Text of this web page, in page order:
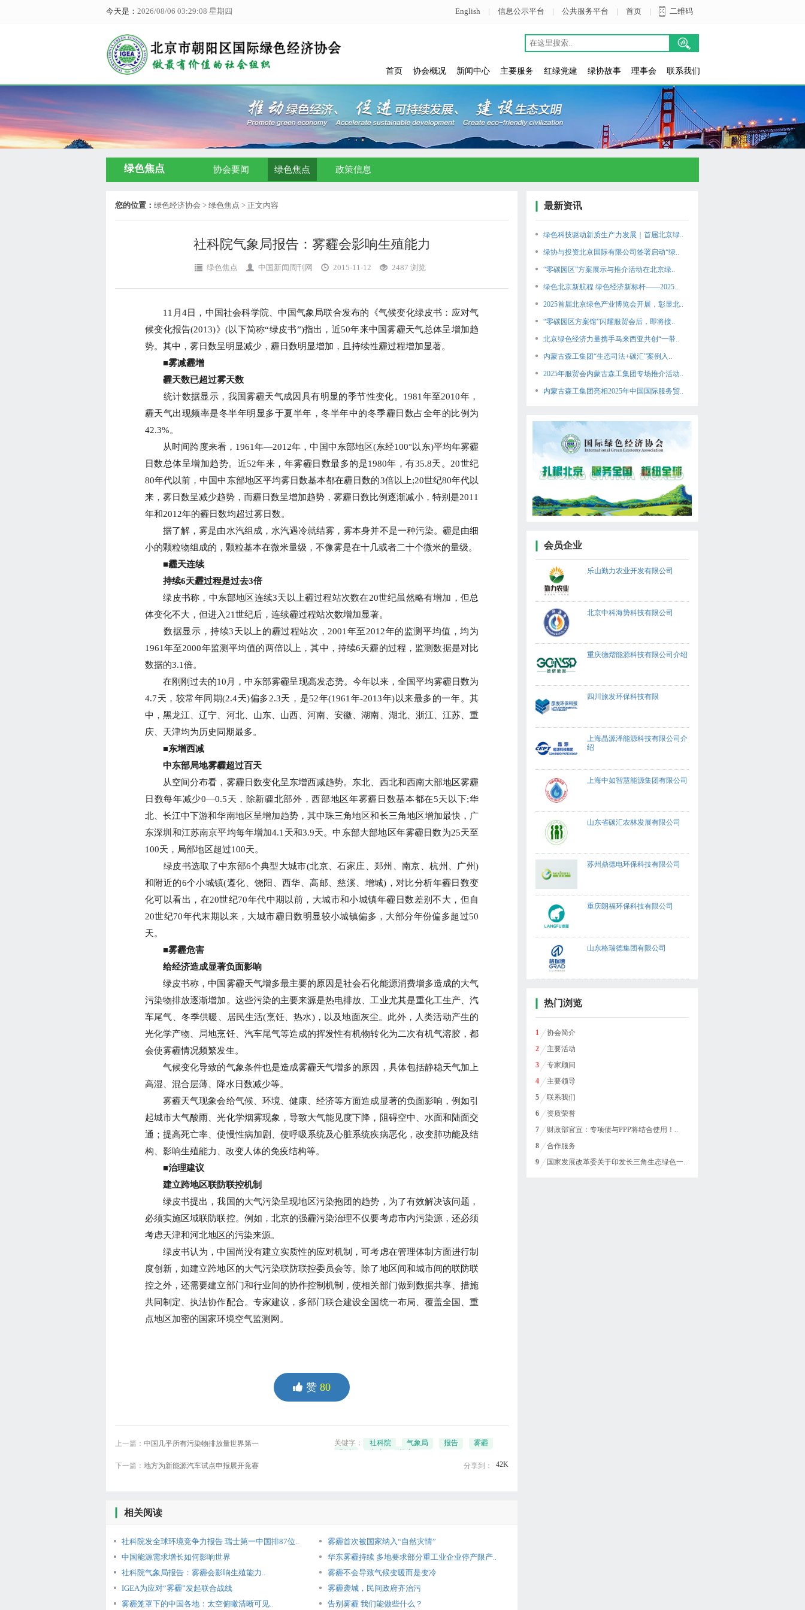
今天是： 2026/08/06 03:29:09 星期四 English | 信息公示平台 | 公共服务平台 | 首页 | 二维码
首页 协会概况 新闻中心 主要服务 红绿党建 绿协故事 理事会 联系我们
绿色焦点 协会要闻 绿色焦点 政策信息
您的位置： 绿色经济协会 > 绿色焦点 > 正文内容
社科院气象局报告：雾霾会影响生殖能力
绿色焦点 中国新闻周刊网 2015-11-12 2487 浏览
11月4日，中国社会科学院、中国气象局联合发布的《气候变化绿皮书：应对气
候变化报告(2013)》(以下简称“绿皮书”)指出，近50年来中国雾霾天气总体呈增加趋
势。其中，雾日数呈明显减少，霾日数明显增加，且持续性霾过程增加显著。
■雾减霾增
霾天数已超过雾天数
统计数据显示，我国雾霾天气成因具有明显的季节性变化。1981年至2010年，
霾天气出现频率是冬半年明显多于夏半年，冬半年中的冬季霾日数占全年的比例为
42.3%。
从时间跨度来看，1961年—2012年，中国中东部地区(东经100°以东)平均年雾霾
日数总体呈增加趋势。近52年来，年雾霾日数最多的是1980年，有35.8天。20世纪
80年代以前，中国中东部地区平均雾日数基本都在霾日数的3倍以上;20世纪80年代以
来，雾日数呈减少趋势，而霾日数呈增加趋势，雾霾日数比例逐渐减小，特别是2011
年和2012年的霾日数均超过雾日数。
据了解，雾是由水汽组成，水汽遇冷就结雾，雾本身并不是一种污染。霾是由细
小的颗粒物组成的，颗粒基本在微米量级，不像雾是在十几或者二十个微米的量级。
■霾天连续
持续6天霾过程是过去3倍
绿皮书称，中东部地区连续3天以上霾过程站次数在20世纪虽然略有增加，但总
体变化不大，但进入21世纪后，连续霾过程站次数增加显著。
数据显示，持续3天以上的霾过程站次，2001年至2012年的监测平均值，均为
1961年至2000年监测平均值的两倍以上，其中，持续6天霾的过程，监测数据是对比
数据的3.1倍。
在刚刚过去的10月，中东部雾霾呈现高发态势。今年以来，全国平均雾霾日数为
4.7天，较常年同期(2.4天)偏多2.3天，是52年(1961年-2013年)以来最多的一年。其
中，黑龙江、辽宁、河北、山东、山西、河南、安徽、湖南、湖北、浙江、江苏、重
庆、天津均为历史同期最多。
■东增西减
中东部局地雾霾超过百天
从空间分布看，雾霾日数变化呈东增西减趋势。东北、西北和西南大部地区雾霾
日数每年减少0—0.5天，除新疆北部外，西部地区年雾霾日数基本都在5天以下;华
北、长江中下游和华南地区呈增加趋势，其中珠三角地区和长三角地区增加最快，广
东深圳和江苏南京平均每年增加4.1天和3.9天。中东部大部地区年雾霾日数为25天至
100天，局部地区超过100天。
绿皮书选取了中东部6个典型大城市(北京、石家庄、郑州、南京、杭州、广州)
和附近的6个小城镇(遵化、饶阳、西华、高邮、慈溪、增城)，对比分析年霾日数变
化可以看出，在20世纪70年代中期以前，大城市和小城镇年霾日数差别不大，但自
20世纪70年代末期以来，大城市霾日数明显较小城镇偏多，大部分年份偏多超过50
天。
■雾霾危害
给经济造成显著负面影响
绿皮书称，中国雾霾天气增多最主要的原因是社会石化能源消费增多造成的大气
污染物排放逐渐增加。这些污染的主要来源是热电排放、工业尤其是重化工生产、汽
车尾气、冬季供暖、居民生活(烹饪、热水)，以及地面灰尘。此外，人类活动产生的
光化学产物、局地烹饪、汽车尾气等造成的挥发性有机物转化为二次有机气溶胶，都
会使雾霾情况频繁发生。
气候变化导致的气象条件也是造成雾霾天气增多的原因，具体包括静稳天气加上
高湿、混合层薄、降水日数减少等。
雾霾天气现象会给气候、环境、健康、经济等方面造成显著的负面影响，例如引
起城市大气酸雨、光化学烟雾现象，导致大气能见度下降，阻碍空中、水面和陆面交
通；提高死亡率、使慢性病加剧、使呼吸系统及心脏系统疾病恶化，改变肺功能及结
构、影响生殖能力、改变人体的免疫结构等。
■治理建议
建立跨地区联防联控机制
绿皮书提出，我国的大气污染呈现地区污染抱团的趋势，为了有效解决该问题，
必须实施区域联防联控。例如，北京的强霾污染治理不仅要考虑市内污染源，还必须
考虑天津和河北地区的污染来源。
绿皮书认为，中国尚没有建立实质性的应对机制，可考虑在管理体制方面进行制
度创新，如建立跨地区的大气污染联防联控委员会等。除了地区间和城市间的联防联
控之外，还需要建立部门和行业间的协作控制机制，使相关部门做到数据共享、措施
共同制定、执法协作配合。专家建议，多部门联合建设全国统一布局、覆盖全国、重
点地区加密的国家环境空气监测网。
赞 80
上一篇： 中国几乎所有污染物排放量世界第一
下一篇： 地方为新能源汽车试点申报展开竞赛
关键字： 社科院 气象局 报告
雾霾
分享到：
42K
相关阅读
社科院发全球环境竞争力报告 瑞士第一中国排87位..
雾霾首次被国家纳入“自然灾情”
中国能源需求增长如何影响世界
华东雾霾持续 多地要求部分重工业企业停产限产..
社科院气象局报告：雾霾会影响生殖能力..
雾霾不会导致气候变暖而是变冷
IGEA为应对“雾霾”发起联合战线
雾霾袭城，民间政府齐治污
雾霾笼罩下的中国各地：太空俯瞰清晰可见..
告别雾霾 我们能做些什么？
最新资讯
绿色科技驱动新质生产力发展｜首届北京绿..
绿协与投资北京国际有限公司签署启动“绿..
“零碳园区”方案展示与推介活动在北京绿..
绿色北京新航程 绿色经济新标杆——2025..
2025首届北京绿色产业博览会开展，彰显北..
“零碳园区方案馆”闪耀服贸会后，即将接..
北京绿色经济力量携手马来西亚共创“一带..
内蒙古森工集团“生态司法+碳汇”案例入..
2025年服贸会内蒙古森工集团专场推介活动..
内蒙古森工集团亮相2025年中国国际服务贸..
会员企业
乐山勤力农业开发有限公司
北京中科海势科技有限公司
重庆德熠能源科技有限公司介绍
四川旅发环保科技有限
上海晶源泽能源科技有限公司介
绍
上海中如智慧能源集团有限公司
山东省碳汇农林发展有限公司
苏州鼎德电环保科技有限公司
重庆朗福环保科技有限公司
山东格瑞德集团有限公司
热门浏览
1
协会简介
2
主要活动
3
专家顾问
4
主要领导
5
联系我们
6
资质荣誉
7
财政部官宣：专项债与PPP将结合使用！..
8
合作服务
9
国家发展改革委关于印发长三角生态绿色一..